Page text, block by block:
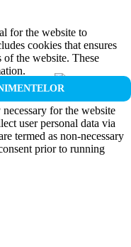
for the website to
cookies that ensures
of the website. These
for the website
user personal data via
termed as non-necessary
prior to running